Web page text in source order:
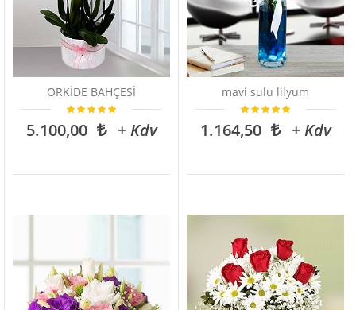
ORKİDE BAHÇESİ
5.100,00 + Kdv
mavi sulu lilyum
1.164,50 + Kdv